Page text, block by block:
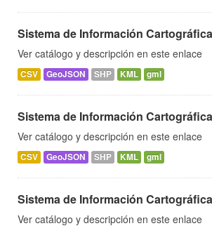
Sistema de Información
Ver catálogo y descripción en este enlace
CSV GeoJSON SHP KML gml
Sistema de Información
Ver catálogo y descripción en este enlace
CSV GeoJSON SHP KML gml
Sistema de Información
Ver catálogo y descripción en este enlace